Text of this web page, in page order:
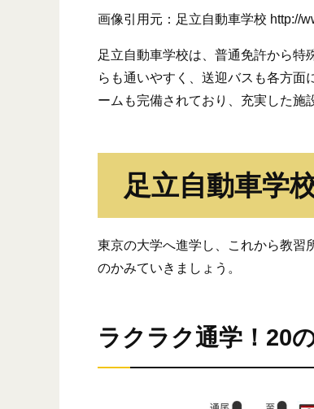
画像引用元：足立自動車学校 http://
足立自動車学校は、普通免許から
らも通いやすく、送迎バスも各方
ームも完備されており、充実した施
足立自動車学
東京の大学へ進学し、これから教習
のかみていきましょう。
ラクラク通学！20